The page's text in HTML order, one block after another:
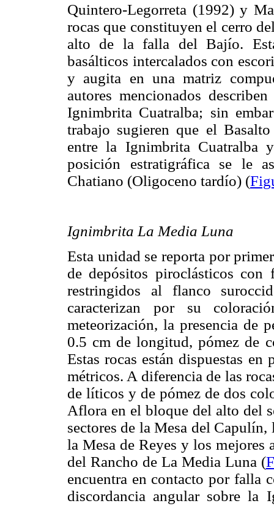
Quintero-Legorreta (1992) y
rocas que constituyen el cerro
alto de la falla del Bajío.
basálticos intercalados con
y augita en una matriz
autores mencionados
Ignimbrita Cuatralba; sin
trabajo sugieren que el
entre la Ignimbrita
posición estratigráfica se le
Chatiano (Oligoceno tardío) (
Ignimbrita La Media Luna
Esta unidad se reporta por
de depósitos piroclásticos con
restringidos al flanco
caracterizan por su
meteorización, la presencia de
0.5 cm de longitud, pómez de
Estas rocas están dispuestas en
métricos. A diferencia de las
de líticos y de pómez de dos
Aflora en el bloque del alto del
sectores de la Mesa del
la Mesa de Reyes y los mejores
del Rancho de La Media Luna (
encuentra en contacto por falla
discordancia angular sobre la